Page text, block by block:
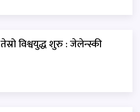
तेस्रो विश्वयुद्ध शुरु : जेलेन्स्की